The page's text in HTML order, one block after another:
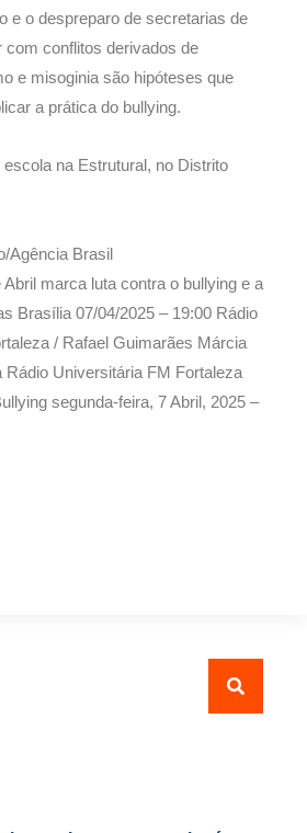
e o despreparo de secretarias de
com conflitos derivados de
e misoginia são hipóteses que
a prática do bullying.
Agência Brasil
marca luta contra o bullying e a
Brasília 07/04/2025 – 19:00 Rádio
/ Rafael Guimarães Márcia
Rádio Universitária FM Fortaleza
segunda-feira, 7 Abril, 2025 –